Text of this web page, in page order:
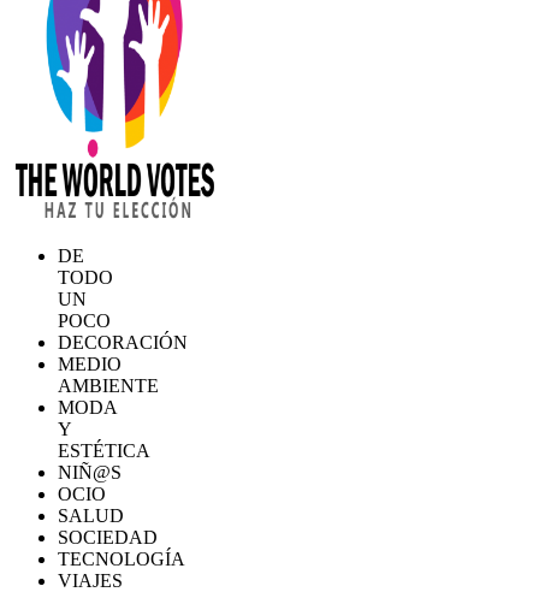
DE
TODO
UN
POCO
DECORACIÓN
MEDIO
AMBIENTE
MODA
Y
ESTÉTICA
NIÑ@S
OCIO
SALUD
SOCIEDAD
TECNOLOGÍA
VIAJES